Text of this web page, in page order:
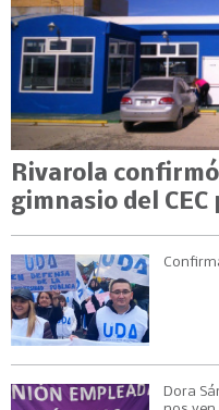
Rivarola
gimnasio del
Dora